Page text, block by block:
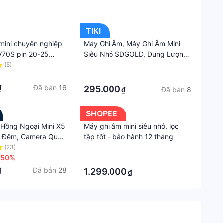
chuyên nghiệp
pin 20-25
châm siêu mạnh.
(5)
Đã bán 16
TIKI
Máy Ghi Âm, Máy Ghi Âm Mini
Siêu Nhỏ SDGOLD, Dung Lượng
295.000₫ Đã bán 8
Ngoại Mini X5
Camera Quay
WiFi HD 1080P
Mật Video
Biến Chuyển Động
(23)
Đã bán 28
SHOPEE
Máy ghi âm mini siêu nhỏ, lọc
tập tốt - bảo hành 12 tháng
1.299.000₫